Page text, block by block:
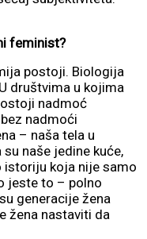
feminist?
postoji. Biologija
društvima u kojima
nadmoć
nadmoći
– naša tela u
naše jedine kuće,
istoriju koja nije samo
jeste to – polno
generacije žena
žena nastaviti da